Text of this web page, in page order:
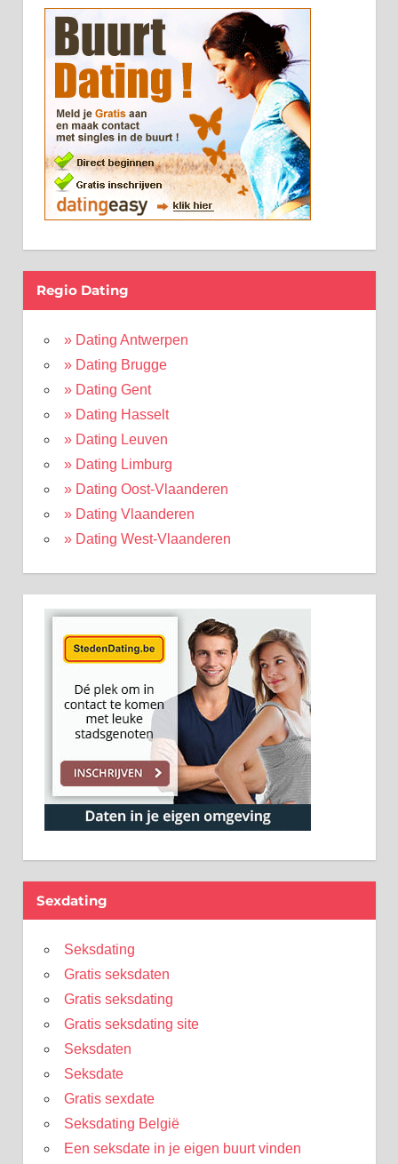
Regio Dating
» Dating Antwerpen
» Dating Brugge
» Dating Gent
» Dating Hasselt
» Dating Leuven
» Dating Limburg
» Dating Oost-Vlaanderen
» Dating Vlaanderen
» Dating West-Vlaanderen
Sexdating
Seksdating
Gratis seksdaten
Gratis seksdating
Gratis seksdating site
Seksdaten
Seksdate
Gratis sexdate
Seksdating België
Een seksdate in je eigen buurt vinden